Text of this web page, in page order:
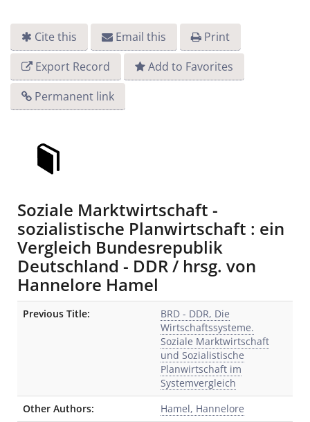
Cite this Email this
Print
Export Record
Add to Favorites
Permanent link
Soziale Marktwirtschaft -
sozialistische Planwirtschaft : ein
Vergleich Bundesrepublik
Deutschland - DDR / hrsg. von
Hannelore Hamel
Bibliographic Details
Previous Title:
BRD - DDR, Die
Wirtschaftssysteme.
Soziale Marktwirtschaft
und Sozialistische
Planwirtschaft im
Systemvergleich
Other Authors:
Hamel, Hannelore